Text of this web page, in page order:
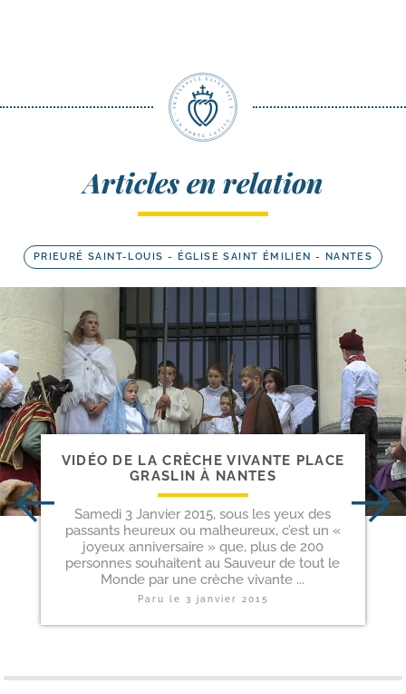
Articles en relation
PRIEURÉ SAINT-LOUIS - ÉGLISE SAINT ÉMILIEN - NANTES
VIDÉO DE LA CRÈCHE VIVANTE PLACE
GRASLIN À NANTES
Samedi 3 Janvier 2015, sous les yeux des
passants heureux ou malheureux, c’est un «
joyeux anniversaire » que, plus de 200
personnes souhaitent au Sauveur de tout le
Monde par une crèche vivante ...
Paru le 3 janvier 2015